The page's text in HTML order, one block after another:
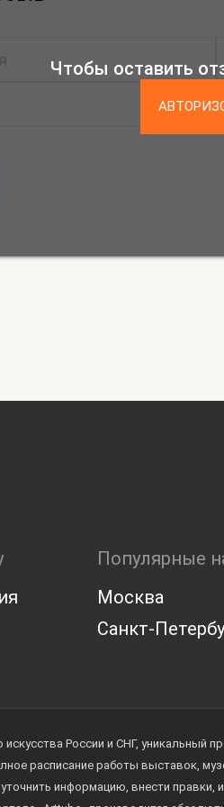
Чтобы оставить
Популярные
Москва
Санкт-
России и СНГ, уникальный
расписание работы выставок,
информацию, внести